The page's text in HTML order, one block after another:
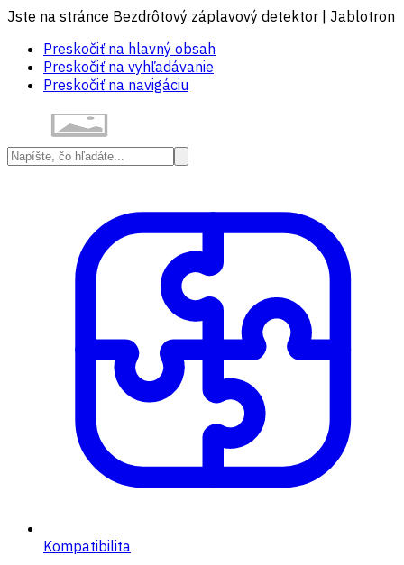
Jste na stránce Bezdrôtový záplavový detektor | Jablotron
Preskočiť na hlavný obsah
Preskočiť na vyhľadávanie
Preskočiť na navigáciu
Kompatibilita